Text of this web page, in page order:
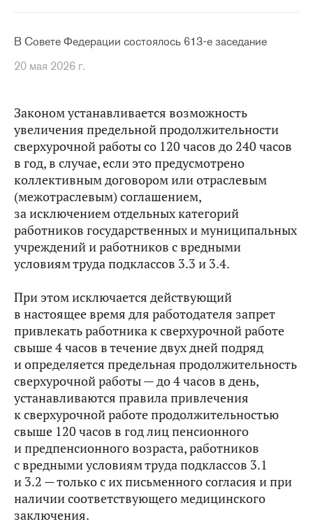
В Совете Федерации состоялось 613-е заседание
20 мая 2026 г.
Законом устанавливается возможность
увеличения предельной продолжительности
сверхурочной работы со 120 часов до 240 часов
в год, в случае, если это предусмотрено
коллективным договором или отраслевым
(межотраслевым) соглашением,
за исключением отдельных категорий
работников государственных и муниципальных
учреждений и работников с вредными
условиям труда подклассов 3.3 и 3.4.
При этом исключается действующий
в настоящее время для работодателя запрет
привлекать работника к сверхурочной работе
свыше 4 часов в течение двух дней подряд
и определяется предельная продолжительность
сверхурочной работы — до 4 часов в день,
устанавливаются правила привлечения
к сверхурочной работе продолжительностью
свыше 120 часов в год лиц пенсионного
и предпенсионного возраста, работников
с вредными условиям труда подклассов 3.1
и 3.2 — только с их письменного согласия и при
наличии соответствующего медицинского
заключения.